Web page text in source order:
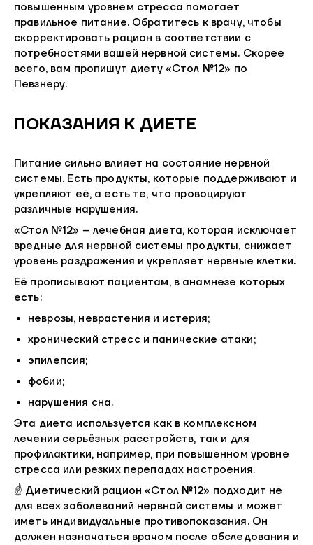
повышенным уровнем стресса помогает
правильное питание. Обратитесь к врачу, чтобы
скорректировать рацион в соответствии с
потребностями вашей нервной системы. Скорее
всего, вам пропишут диету «Стол №12» по
Певзнеру.
ПОКАЗАНИЯ К ДИЕТЕ
Питание сильно влияет на состояние нервной
системы. Есть продукты, которые поддерживают и
укрепляют её, а есть те, что провоцируют
различные нарушения.
«Стол №12» – лечебная диета, которая исключает
вредные для нервной системы продукты, снижает
уровень раздражения и укрепляет нервные клетки.
Её прописывают пациентам, в анамнезе которых
есть:
неврозы, неврастения и истерия;
хронический стресс и панические атаки;
эпилепсия;
фобии;
нарушения сна.
Эта диета используется как в комплексном
лечении серьёзных расстройств, так и для
профилактики, например, при повышенном уровне
стресса или резких перепадах настроения.
☝ Диетический рацион «Стол №12» подходит не
для всех заболеваний нервной системы и может
иметь индивидуальные противопоказания. Он
должен назначаться врачом после обследования и